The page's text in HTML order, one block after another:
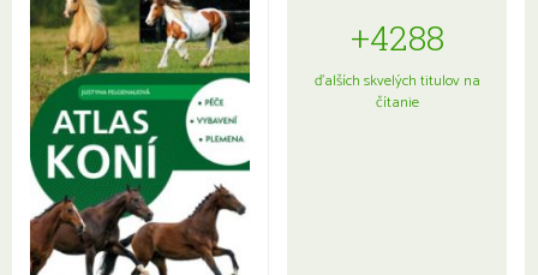
+4288
ďalších skvelých titulov na
čítanie